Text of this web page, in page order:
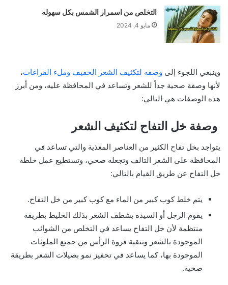
التخلص من اسمرار الشمس بكل سهوله
مايو 4, 2024
وينبغي اللجوء إلى وصفه لتكثيف الشعر الخفيف وملء الفراغات،
لأنها وصفة صحية جداً للشعر وتساعد في المحافظة عليه، ومن أبرز
هذه الوصفات هي التالي:
وصفة خل التفاح لتكثيف الشعر
يتواجد بخل تفاح الكثير من العناصر المغذية والتي تساعد في
المحافظة على الشعر التالف وتجعله صحي، وتستطيع عمل خلطة
خل التفاح عن طريق القيام بالتالي:
يتم خلط كوب كبير من الماء مع كوب كبير من خل التفاح.
يقوم الرجل أو السيدة بشطف الشعر بذلك الخليط بطريقة
منتظمة لأن خل التفاح يساعد في التخلص من الشوائب
الموجودة بالشعر وتنقية فروة الرأس من جميع الملوثات
الموجودة بها، كما يساعد في تحفيز نمو بصيلات الشعر بطريقة
صحية.